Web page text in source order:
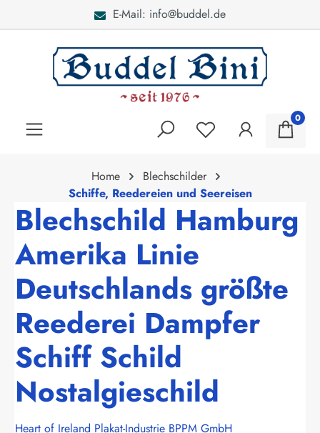
E-Mail: info@buddel.de
0
Home
Blechschilder
Schiffe, Reedereien und Seereisen
Blechschild Hamburg
Amerika Linie
Deutschlands größte
Reederei Dampfer
Schiff Schild
Nostalgieschild
Heart of Ireland Plakat-Industrie BPPM GmbH